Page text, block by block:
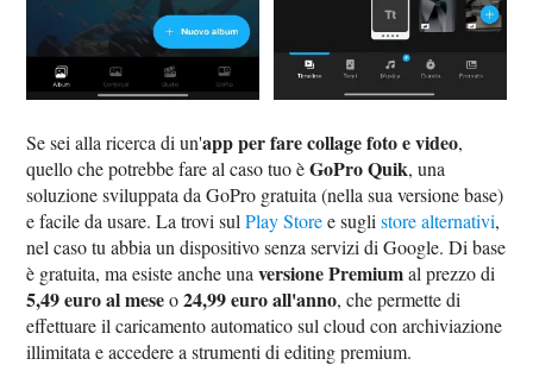
Se sei alla ricerca di un'app per fare collage foto e video,
quello che potrebbe fare al caso tuo èGoPro Quik, una
soluzione sviluppata da GoPro gratuita (nella sua versione base)
e facile da usare. La trovi sulPlay Storee suglistore alternativi,
nel caso tu abbia un dispositivo senza servizi di Google. Di base
è gratuita, ma esiste anche unaversione Premiumal prezzo di
5,49 euro al meseo24,99 euro all'anno, che permette di
effettuare il caricamento automatico sul cloud con archiviazione
illimitata e accedere a strumenti di editing premium.